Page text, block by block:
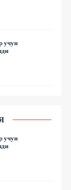
учун
учун